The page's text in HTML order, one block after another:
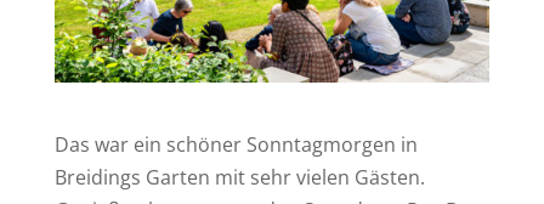
Das war ein schöner Sonntagmorgen in
Breidings Garten mit sehr vielen Gästen.